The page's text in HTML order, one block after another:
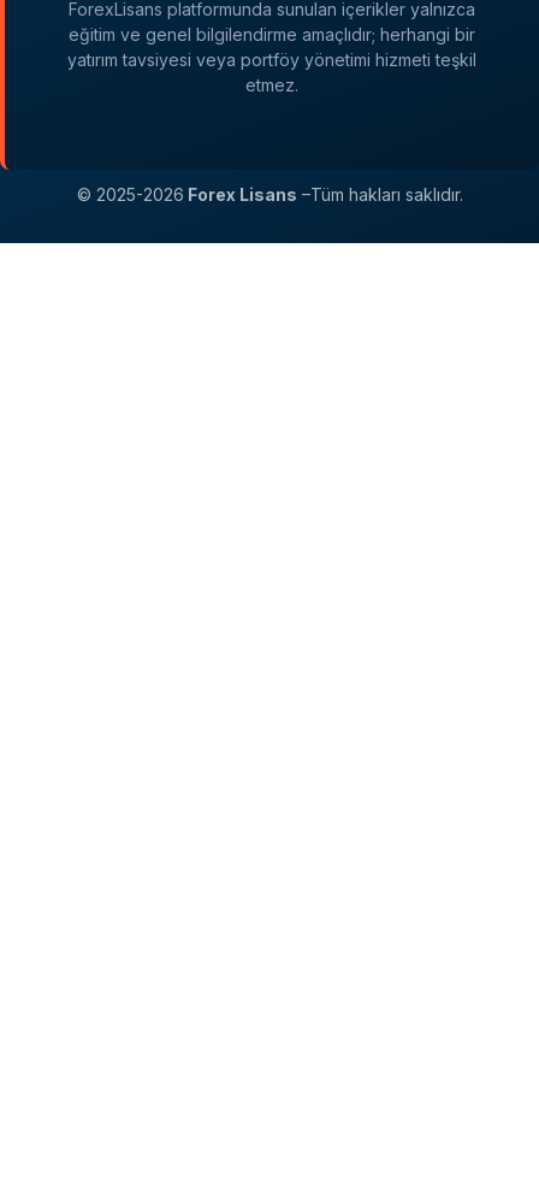
ForexLisans platformunda sunulan içerikler yalnızca
eğitim ve genel bilgilendirme amaçlıdır; herhangi bir
yatırım tavsiyesi veya portföy yönetimi hizmeti teşkil
etmez.
© 2025-2026 Forex Lisans –Tüm hakları saklıdır.